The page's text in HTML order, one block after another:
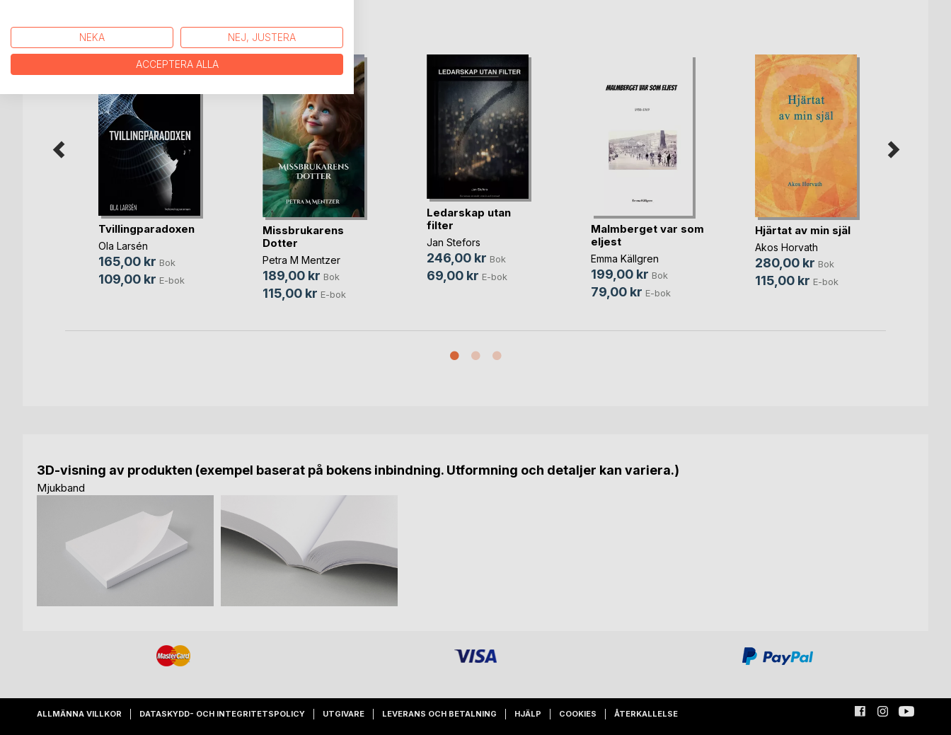
ANDRA TITLAR HOSBoD
Tvillingparadoxen
Ola Larsén
165,00 kr Bok
109,00 kr E-bok
Missbrukarens
Dotter
Petra M Mentzer
189,00 kr Bok
115,00 kr E-bok
Ledarskap utan
filter
Jan Stefors
246,00 kr Bok
69,00 kr E-bok
Malmberget var som
eljest
Emma Källgren
199,00 kr Bok
79,00 kr E-bok
Hjärtat av min själ
Akos Horvath
280,00 kr Bok
115,00 kr E-bok
3D-visning av produkten (exempel baserat på bokens inbindning. Utformning och detaljer kan variera.)
Mjukband
ALLMÄNNA VILLKOR DATASKYDD- OCH INTEGRITETSPOLICY UTGIVARE LEVERANS OCH BETALNING HJÄLP COOKIES ÅTERKALLELSE
NEKA NEJ, JUSTERA
ACCEPTERA ALLA